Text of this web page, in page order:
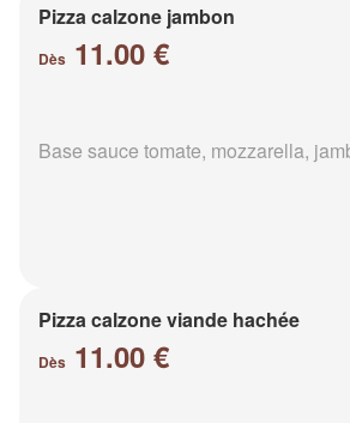
Pizza calzone jambon
Dès 11.00 €
Base sauce tomate, mozzarella,
Pizza calzone viande hachée
Dès 11.00 €